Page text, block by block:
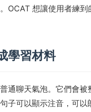
OCAT 想讓使用者練到
學習材料
通聊天氣泡。它們會被
子可以顯示注音，可以